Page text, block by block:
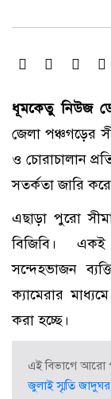
ধূমকেতু নিউজ
জেলা পঞ্চগড়ের
ও চোরাচালান
সতর্কতা জারি
এছাড়া পুরো
বিজিবি।
সন্দেহভাজন
ক্যামেরার
করা হচ্ছে।
এই বিভাগে আরো
জুলাই স্মৃতি জাদুঘর